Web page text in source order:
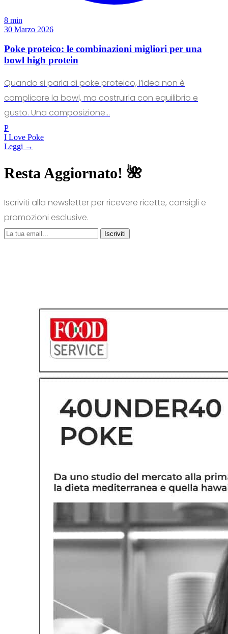
8 min
30 Marzo 2026
Poke proteico: le combinazioni migliori per una
bowl high protein
Quando si parla di poke proteico, l’idea non è
complicare la bowl, ma costruirla con equilibrio e
gusto. Una composizione...
P
I Love Poke
Leggi →
Resta Aggiornato! 🌺
Iscriviti alla newsletter per ricevere ricette, consigli e
promozioni esclusive.
Iscriviti